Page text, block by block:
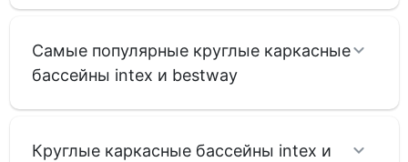
Самые популярные круглые каркасные
бассейны intex и bestway
Круглые каркасные бассейны intex и